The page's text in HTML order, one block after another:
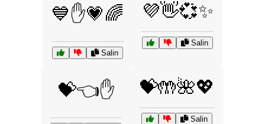
💙✋💗🌈
Salin
💜👋💞✨
Salin
💝👈✋ 💝🤲🌺💖
Salin